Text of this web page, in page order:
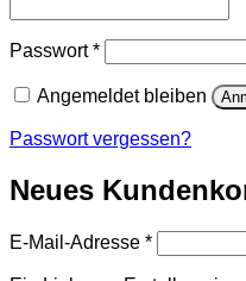
Passwort*Erforderlich
Angemeldet bleiben
Passwort vergessen?
Neues
E-Mail-Adresse *Erforderlich